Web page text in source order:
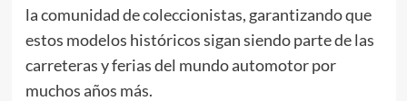
la comunidad de coleccionistas, garantizando que
estos modelos históricos sigan siendo parte de las
carreteras y ferias del mundo automotor por
muchos años más.